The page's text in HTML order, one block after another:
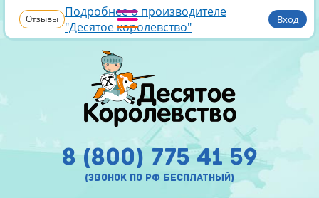
Отзывы Подробнее о производителе
"Десятое королевство"
Вход
8 (800) 775 41 59
(звонок по рф бесплатный)